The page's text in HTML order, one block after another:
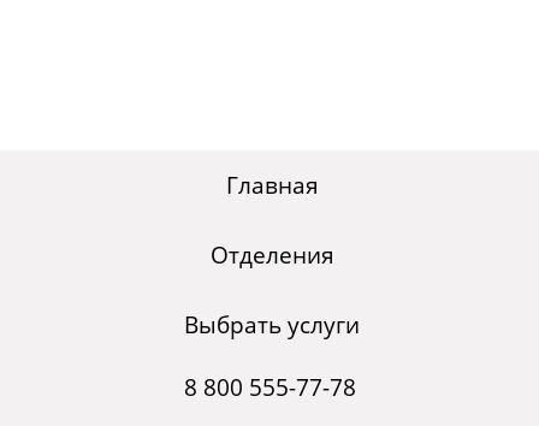
Главная
Отделения
Выбрать услуги
8 800 555-77-78